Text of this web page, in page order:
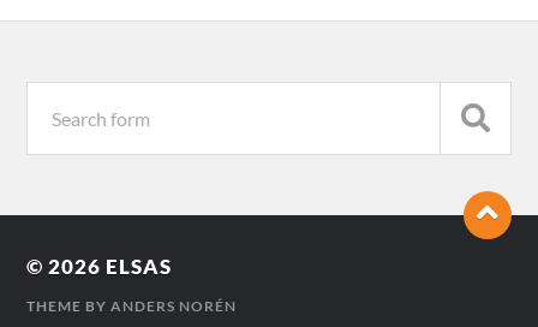
© 2026 ELSAS
THEME BYANDERS NORÉN